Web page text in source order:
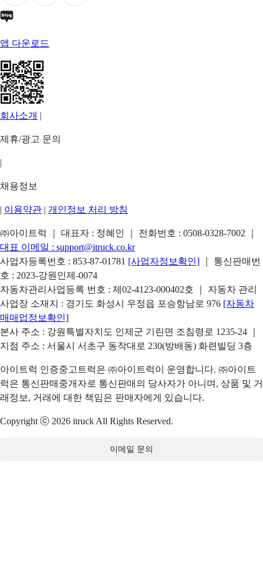
앱 다운로드
회사소개 |
제휴/광고 문의
|
채용정보
| 이용약관 | 개인정보 처리 방침
㈜아이트럭 ｜ 대표자 : 정혜인 ｜ 전화번호 : 0508-0328-7002
대표 이메일 : support@itruck.co.kr
사업자등록번호 : 853-87-01781 [사업자정보확인]
｜ 통신판매번
호 : 2023-강원인제-0074
자동차관리사업등록 번호 : 제02-4123-000402호 ｜ 자동차 관리
사업장 소재지 : 경기도 화성시 우정읍 포승항남로 976 [자동차
매매업정보확인]
본사 주소 : 강원특별자치도 인제군 기린면 조침령로 1235-24 ｜
지점 주소 : 서울시 서초구 동작대로 230(방배동) 화련빌딩 3층
아이트럭 인증중고트럭은 ㈜아이트럭이 운영합니다. ㈜아이트
럭은 통신판매중개자로 통신판매의 당사자가 아니며, 상품 및 거
래정보, 거래에 대한 책임은 판매자에게 있습니다.
Copyright ⓒ 2026 itruck All Rights Reserved.
이메일 문의